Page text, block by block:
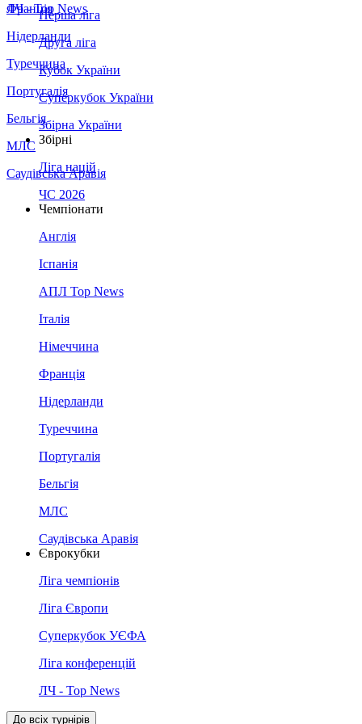
Франція
Нідерланди
Туреччина
Португалія
Бельгія
МЛС
Саудівська Аравія
ЛЧ - Top News
Перша ліга
Друга ліга
Кубок України
Суперкубок України
Збірна України
Збірні
Ліга націй
ЧС 2026
Чемпіонати
Англія
Іспанія
АПЛ Top News
Італія
Німеччина
Франція
Нідерланди
Туреччина
Португалія
Бельгія
МЛС
Саудівська Аравія
Єврокубки
Ліга чемпіонів
Ліга Європи
Суперкубок УЄФА
Ліга конференцій
ЛЧ - Top News
До всіх турнірів